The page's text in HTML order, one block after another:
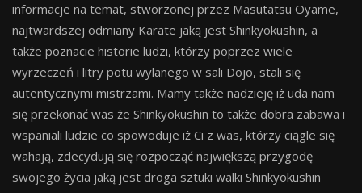
informacje na temat, stworzonej przez Masutatsu Oyame,
najtwardszej odmiany Karate jaką jest Shinkyokushin, a
także poznacie historie ludzi, którzy poprzez wiele
wyrzeczeń i litry potu wylanego w sali Dojo, stali się
autentycznymi mistrzami. Mamy także nadzieję iż uda nam
się przekonać was że Shinkyokushin to także dobra zabawa i
wspaniali ludzie co spowoduje iż Ci z was, którzy ciągle się
wahają, zdecydują się rozpocząć największą przygodę
swojego życia jaką jest droga sztuki walki Shinkyokushin